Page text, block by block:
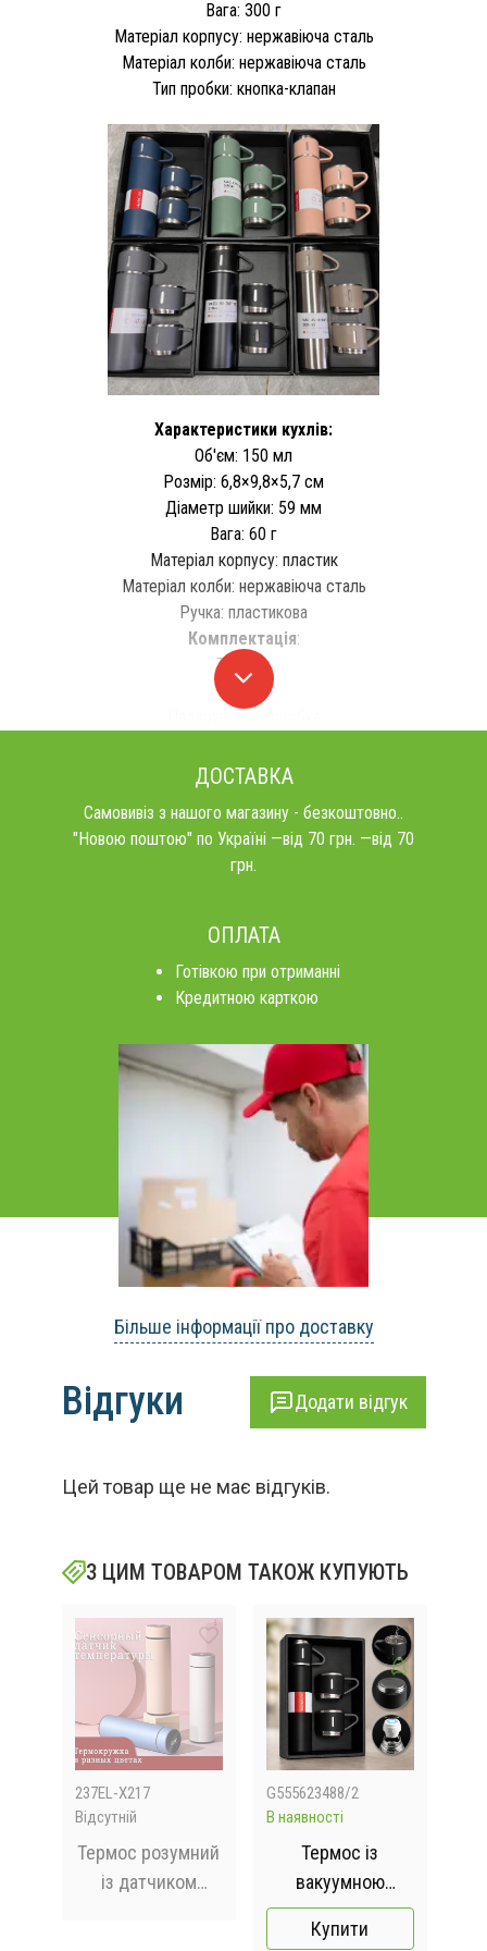
Вага: 300 г
Матеріал корпусу: нержавіюча сталь
Матеріал колби: нержавіюча сталь
Тип пробки: кнопка-клапан
Характеристики кухлів:
Об'єм: 150 мл
Розмір: 6,8×9,8×5,7 см
Діаметр шийки: 59 мм
Вага: 60 ​​г
Матеріал корпусу: пластик
Матеріал колби: нержавіюча сталь
Ручка: пластикова
Комплектація:
Термос
3 гуртки
ДОСТАВКА
Самовивіз з нашого магазину - безкоштовно..
"Новою поштою" по Україні —від 70 грн. —від 70
грн.
ОПЛАТА
Готівкою при отриманні
Кредитною карткою
Більше інформації про доставку
Відгуки Додати відгук
Цей товар ще не має відгуків.
З ЦИМ ТОВАРОМ ТАКОЖ КУПУЮТЬ
237EL-X217
Відсутній
Термос розумний
із датчиком
G555623488/2
В наявності
Термос із
вакуумною
ізоляцією,
Подарунковий
Купити